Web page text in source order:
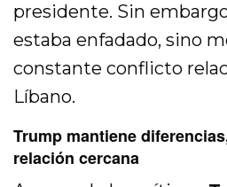
presidente. Sin
estaba enfadado, sino
constante conflicto
Líbano.
Trump mantiene
relación cercana